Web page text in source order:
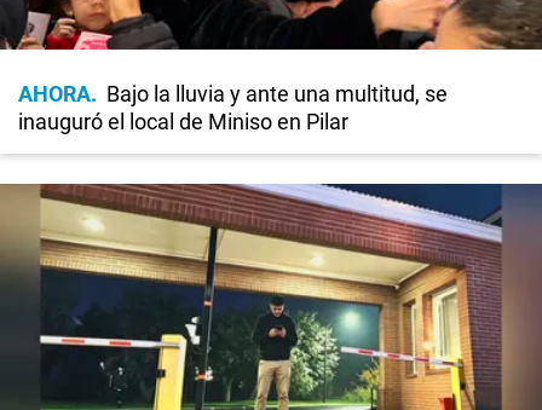
AHORA
Bajo la lluvia y ante una multitud, se
inauguró el local de Miniso en Pilar